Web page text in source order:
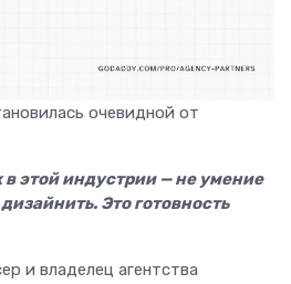
очевидной от
этой индустрии — не умение
Это готовность
и владелец агентства